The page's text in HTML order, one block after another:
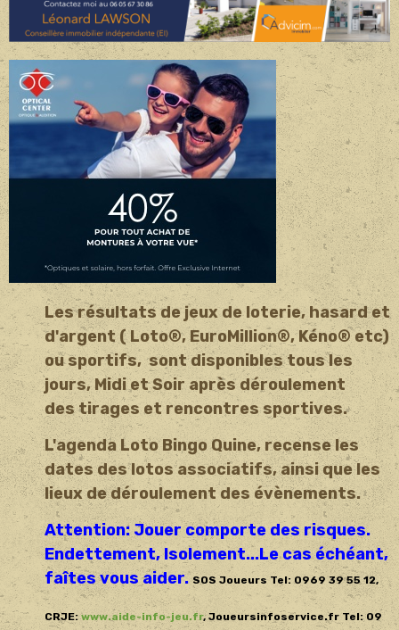
Les résultats de jeux de loterie, hasard et
d'argent ( Loto®, EuroMillion®, Kéno® etc)
ou sportifs, sont disponibles tous les
jours, Midi et Soir après déroulement
des tirages et rencontres sportives.
L'agenda Loto Bingo Quine, recense les
dates des lotos associatifs, ainsi que les
lieux de déroulement des évènements.
Attention: Jouer comporte des risques.
Endettement, Isolement...Le cas échéant,
faîtes vous aider. SOS Joueurs Tel: 0969 39 55 12,
CRJE:www.aide-info-jeu.fr, Joueursinfoservice.fr Tel: 09